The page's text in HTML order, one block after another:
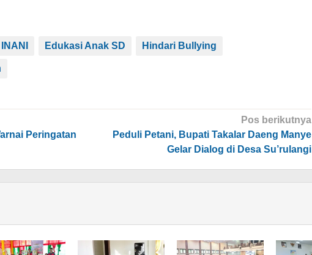
Edukasi Anak SD Hindari Bullying
Peringatan
Pos berikutnya
Peduli Petani, Bupati Takalar Daeng Manye
Gelar Dialog di Desa Su’rulangi